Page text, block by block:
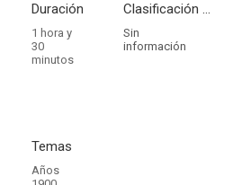
Duración
1 hora y
30
minutos
Clasificación por edades
Sin
información
Temas
Años